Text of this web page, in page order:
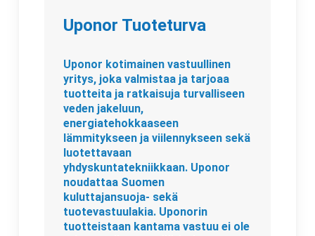
Uponor Tuoteturva
Uponor kotimainen vastuullinen
yritys, joka valmistaa ja tarjoaa
tuotteita ja ratkaisuja turvalliseen
veden jakeluun,
energiatehokkaaseen
lämmitykseen ja viilennykseen sekä
luotettavaan
yhdyskuntatekniikkaan. Uponor
noudattaa Suomen
kuluttajansuoja- sekä
tuotevastuulakia. Uponorin
tuotteistaan kantama vastuu ei ole